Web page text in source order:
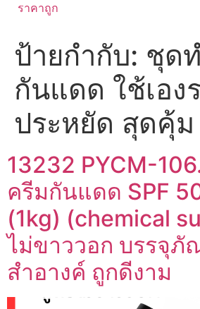
ราคาถูก
ป้ายกำกับ: ชุด
กันแดด ใช้เอง
ประหยัด สุดคุ้ม
13232 PYCM-
ครีมกันแดด SPF
(1kg) (chemical
ไม่ขาววอก บรรจุภั
สำอางค์ ถูกดีงาม